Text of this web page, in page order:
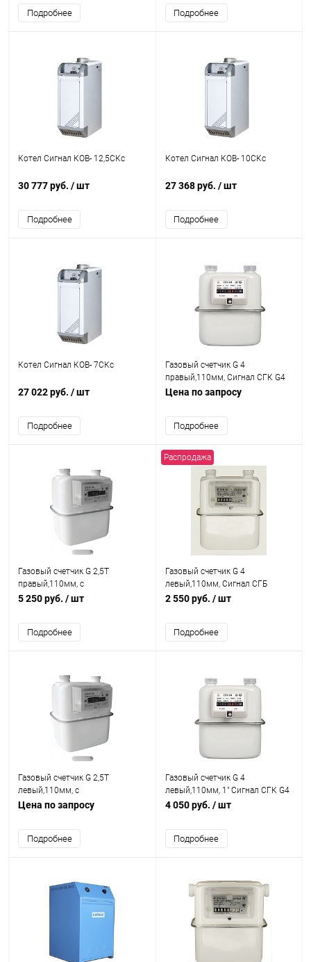
Подробнее Подробнее
Котел Сигнал КОВ- 12,5СКс
30 777 руб. / шт
Подробнее
Котел Сигнал КОВ- 10СКс
27 368 руб. / шт
Подробнее
Котел Сигнал КОВ- 7СКс
27 022 руб. / шт
Подробнее
Газовый счетчик G 4
правый,110мм, Сигнал СГК G4
(1")
Цена по запросу
Подробнее
Газовый счетчик G 2,5Т
правый,110мм, с
термокоррекцией Сигнал
5 250 руб. / шт
Подробнее
Распродажа
Газовый счетчик G 4
левый,110мм, Сигнал СГБ
2 550 руб. / шт
Подробнее
Газовый счетчик G 2,5Т
левый,110мм, с
термокоррекцией Сигнал
Цена по запросу
Подробнее
Газовый счетчик G 4
левый,110мм, 1" Сигнал СГК G4
4 050 руб. / шт
Подробнее